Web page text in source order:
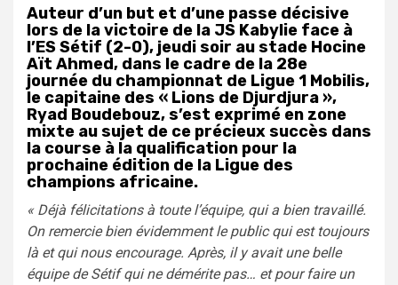
Auteur d’un but et d’une passe décisive
lors de la victoire de la JS Kabylie face à
l’ES Sétif (2-0), jeudi soir au stade Hocine
Aït Ahmed, dans le cadre de la 28e
journée du championnat de Ligue 1 Mobilis,
le capitaine des « Lions de Djurdjura »,
Ryad Boudebouz, s’est exprimé en zone
mixte au sujet de ce précieux succès dans
la course à la qualification pour la
prochaine édition de la Ligue des
champions africaine.
« Déjà félicitations à toute l’équipe, qui a bien travaillé.
On remercie bien évidemment le public qui est toujours
là et qui nous encourage. Après, il y avait une belle
équipe de Sétif qui ne démérite pas… et pour faire un